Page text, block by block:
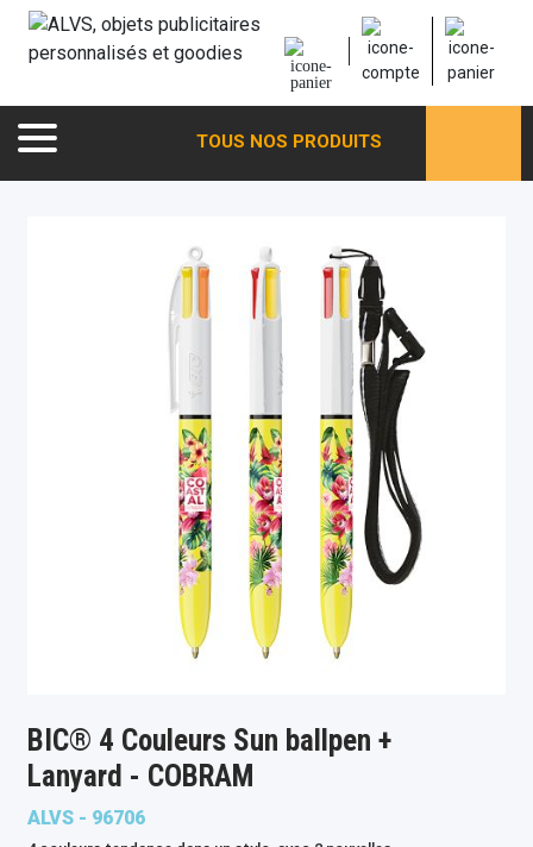
TOUS NOS PRODUITS
BIC® 4 Couleurs Sun ballpen +
Lanyard - COBRAM
ALVS - 96706